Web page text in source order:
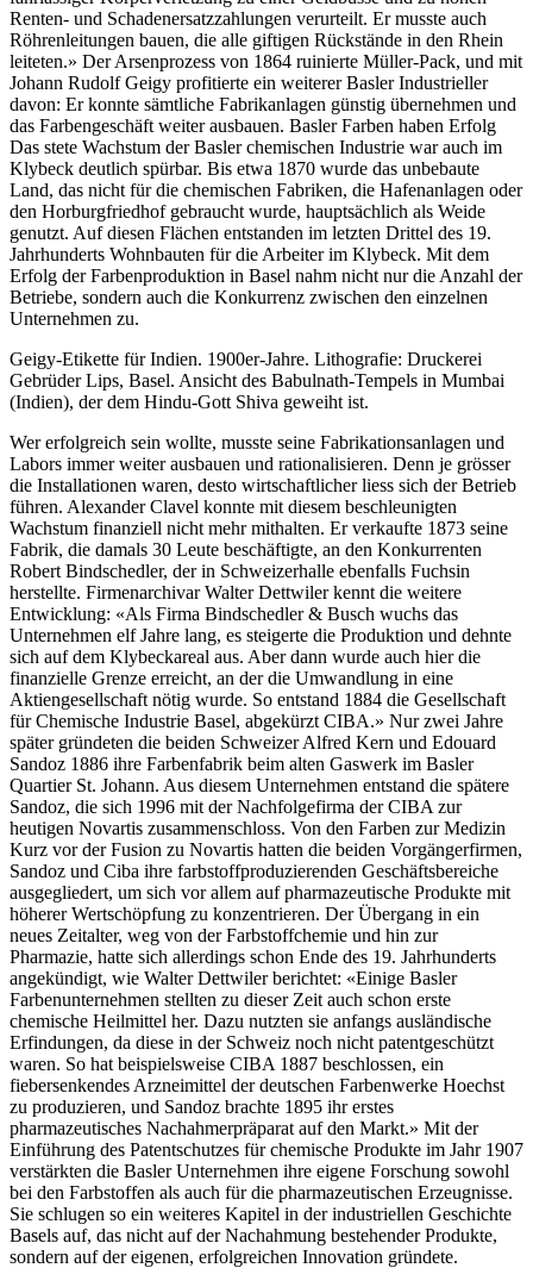
Renten- und Schadenersatzzahlungen verurteilt. Er musste auch
Röhrenleitungen bauen, die alle giftigen Rückstände in den Rhein
leiteten.» Der Arsenprozess von 1864 ruinierte Müller-Pack, und mit
Johann Rudolf Geigy profitierte ein weiterer Basler Industrieller
davon: Er konnte sämtliche Fabrikanlagen günstig übernehmen und
das Farbengeschäft weiter ausbauen. Basler Farben haben Erfolg
Das stete Wachstum der Basler chemischen Industrie war auch im
Klybeck deutlich spürbar. Bis etwa 1870 wurde das unbebaute
Land, das nicht für die chemischen Fabriken, die Hafenanlagen oder
den Horburgfriedhof gebraucht wurde, hauptsächlich als Weide
genutzt. Auf diesen Flächen entstanden im letzten Drittel des 19.
Jahrhunderts Wohnbauten für die Arbeiter im Klybeck. Mit dem
Erfolg der Farbenproduktion in Basel nahm nicht nur die Anzahl der
Betriebe, sondern auch die Konkurrenz zwischen den einzelnen
Unternehmen zu.
Geigy-Etikette für Indien. 1900er-Jahre. Lithografie: Druckerei
Gebrüder Lips, Basel. Ansicht des Babulnath-Tempels in Mumbai
(Indien), der dem Hindu-Gott Shiva geweiht ist.
Wer erfolgreich sein wollte, musste seine Fabrikationsanlagen und
Labors immer weiter ausbauen und rationalisieren. Denn je grösser
die Installationen waren, desto wirtschaftlicher liess sich der Betrieb
führen. Alexander Clavel konnte mit diesem beschleunigten
Wachstum finanziell nicht mehr mithalten. Er verkaufte 1873 seine
Fabrik, die damals 30 Leute beschäftigte, an den Konkurrenten
Robert Bindschedler, der in Schweizerhalle ebenfalls Fuchsin
herstellte. Firmenarchivar Walter Dettwiler kennt die weitere
Entwicklung: «Als Firma Bindschedler & Busch wuchs das
Unternehmen elf Jahre lang, es steigerte die Produktion und dehnte
sich auf dem Klybeckareal aus. Aber dann wurde auch hier die
finanzielle Grenze erreicht, an der die Umwandlung in eine
Aktiengesellschaft nötig wurde. So entstand 1884 die Gesellschaft
für Chemische Industrie Basel, abgekürzt CIBA.» Nur zwei Jahre
später gründeten die beiden Schweizer Alfred Kern und Edouard
Sandoz 1886 ihre Farbenfabrik beim alten Gaswerk im Basler
Quartier St. Johann. Aus diesem Unternehmen entstand die spätere
Sandoz, die sich 1996 mit der Nachfolgefirma der CIBA zur
heutigen Novartis zusammenschloss. Von den Farben zur Medizin
Kurz vor der Fusion zu Novartis hatten die beiden Vorgängerfirmen,
Sandoz und Ciba ihre farbstoffproduzierenden Geschäftsbereiche
ausgegliedert, um sich vor allem auf pharmazeutische Produkte mit
höherer Wertschöpfung zu konzentrieren. Der Übergang in ein
neues Zeitalter, weg von der Farbstoffchemie und hin zur
Pharmazie, hatte sich allerdings schon Ende des 19. Jahrhunderts
angekündigt, wie Walter Dettwiler berichtet: «Einige Basler
Farbenunternehmen stellten zu dieser Zeit auch schon erste
chemische Heilmittel her. Dazu nutzten sie anfangs ausländische
Erfindungen, da diese in der Schweiz noch nicht patentgeschützt
waren. So hat beispielsweise CIBA 1887 beschlossen, ein
fiebersenkendes Arzneimittel der deutschen Farbenwerke Hoechst
zu produzieren, und Sandoz brachte 1895 ihr erstes
pharmazeutisches Nachahmerpräparat auf den Markt.» Mit der
Einführung des Patentschutzes für chemische Produkte im Jahr 1907
verstärkten die Basler Unternehmen ihre eigene Forschung sowohl
bei den Farbstoffen als auch für die pharmazeutischen Erzeugnisse.
Sie schlugen so ein weiteres Kapitel in der industriellen Geschichte
Basels auf, das nicht auf der Nachahmung bestehender Produkte,
sondern auf der eigenen, erfolgreichen Innovation gründete.